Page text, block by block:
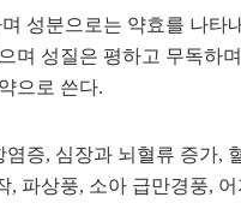
성분으로는 약효를 나타
며 성질은 평하고 무독하
으로 쓴다.
증, 심장과 뇌혈류 증가,
파상풍, 소아 급만경풍,